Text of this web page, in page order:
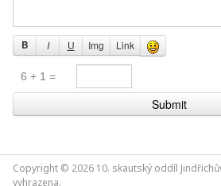
B I U Img Link
Copyright © 2026 10. skautský oddíl
vyhrazena.